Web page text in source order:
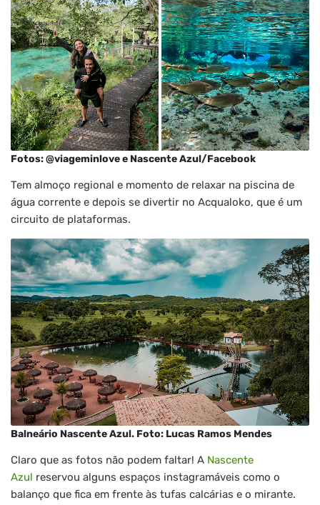
Fotos: @viageminlove e Nascente Azul/Facebook
Tem almoço regional e momento de relaxar na piscina de
água corrente e depois se divertir no Acqualoko, que é um
circuito de plataformas.
Balneário Nascente Azul. Foto: Lucas Ramos Mendes
Claro que as fotos não podem faltar! A Nascente
Azul reservou alguns espaços instagramáveis como o
balanço que fica em frente às tufas calcárias e o mirante.